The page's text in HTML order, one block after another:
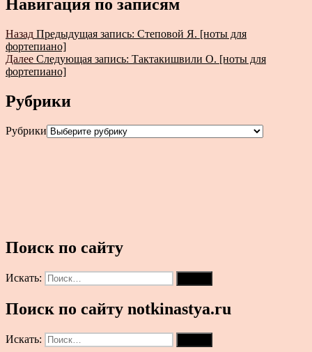
Навигация по записям
Назад Предыдущая запись: Степовой Я. [ноты для
фортепиано]
Далее Следующая запись: Тактакишвили О. [ноты для
фортепиано]
Рубрики
Рубрики
Поиск по сайту
Искать:
Поиск по сайту notkinastya.ru
Искать: